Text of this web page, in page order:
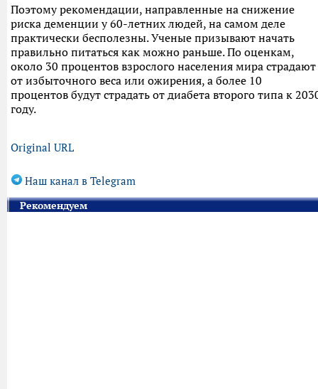
Поэтому рекомендации, направленные на снижение
риска деменции у 60-летних людей, на самом деле
практически бесполезны. Ученые призывают начать
правильно питаться как можно раньше. По оценкам,
около 30 процентов взрослого населения мира страдают
от избыточного веса или ожирения, а более 10
процентов будут страдать от диабета второго типа к
году.
Original URL
Наш канал в Telegram
Рекомендуем